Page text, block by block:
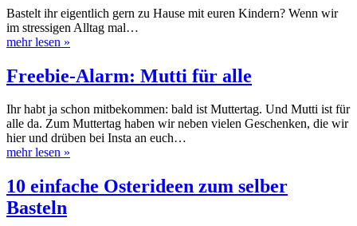
Bastelt ihr eigentlich gern zu Hause mit euren Kindern? Wenn wir
im stressigen Alltag mal…
mehr lesen »
Freebie-Alarm: Mutti für alle
Ihr habt ja schon mitbekommen: bald ist Muttertag. Und Mutti ist für
alle da. Zum Muttertag haben wir neben vielen Geschenken, die wir
hier und drüben bei Insta an euch…
mehr lesen »
10 einfache Osterideen zum selber
Basteln